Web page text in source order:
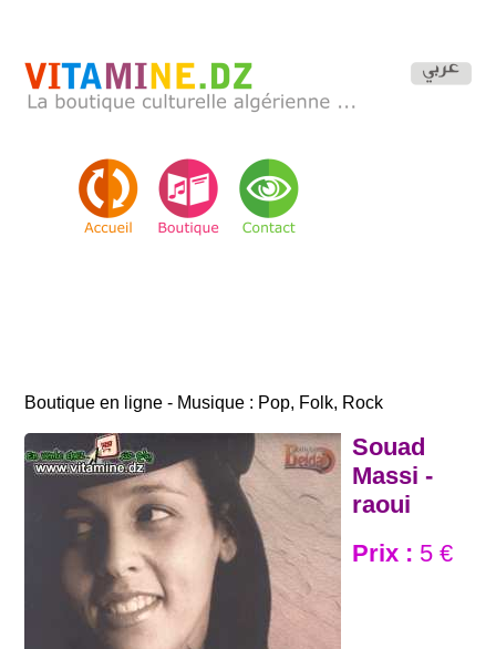
Boutique en ligne - Musique : Pop, Folk, Rock
Souad
Massi -
raoui
Prix : 5 €